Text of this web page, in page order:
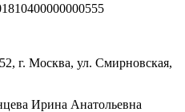
г. Москва, ул. Смирновская,
Ирина Анатольевна